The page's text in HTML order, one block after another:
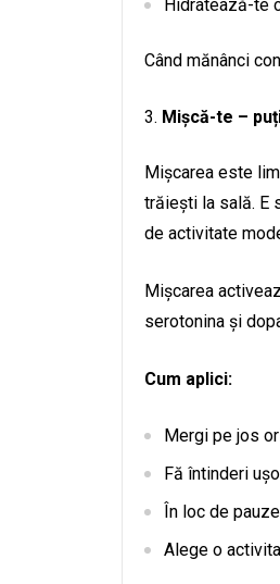
Hidratează-te
Când mănânci
Mișcă-te –
Mișcarea este
trăiești la sală. E
de activitate
Mișcarea
serotonina și
Cum aplici:
Mergi pe jos
Fă întinderi
În loc de
Alege o